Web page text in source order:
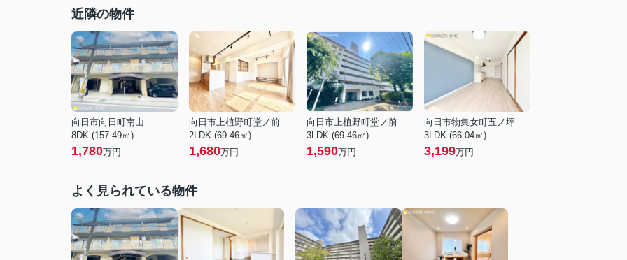
近隣の物件
向日市向日町南山
8DK (157.49㎡)
1,780万円
向日市上植野町堂ノ前
2LDK (69.46㎡)
1,680万円
向日市上植野町堂ノ前
3LDK (69.46㎡)
1,590万円
向日市物集女町五ノ坪
3LDK (66.04㎡)
3,199万円
よく見られている物件